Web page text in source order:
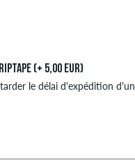
(+ 5,00 EUR)
le délai d'expédition d'un